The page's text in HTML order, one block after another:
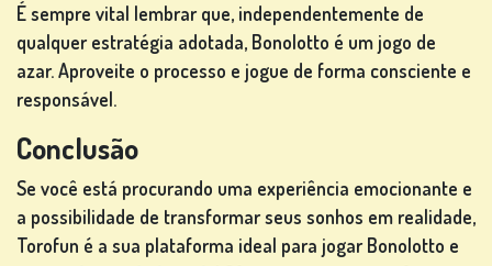
É sempre vital lembrar que, independentemente de
qualquer estratégia adotada, Bonolotto é um jogo de
azar. Aproveite o processo e jogue de forma consciente e
responsável.
Conclusão
Se você está procurando uma experiência emocionante e
a possibilidade de transformar seus sonhos em realidade,
Torofun é a sua plataforma ideal para jogar Bonolotto e